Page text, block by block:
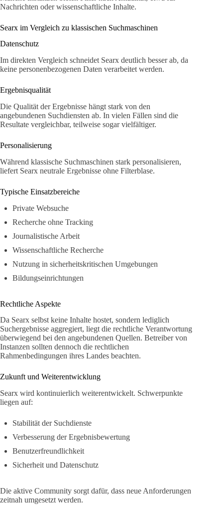
Nachrichten oder wissenschaftliche Inhalte.
Searx im Vergleich zu klassischen Suchmaschinen
Datenschutz
Im direkten Vergleich schneidet Searx deutlich besser ab, da
keine personenbezogenen Daten verarbeitet werden.
Ergebnisqualität
Die Qualität der Ergebnisse hängt stark von den
angebundenen Suchdiensten ab. In vielen Fällen sind die
Resultate vergleichbar, teilweise sogar vielfältiger.
Personalisierung
Während klassische Suchmaschinen stark personalisieren,
liefert Searx neutrale Ergebnisse ohne Filterblase.
Typische Einsatzbereiche
Private Websuche
Recherche ohne Tracking
Journalistische Arbeit
Wissenschaftliche Recherche
Nutzung in sicherheitskritischen Umgebungen
Bildungseinrichtungen
Rechtliche Aspekte
Da Searx selbst keine Inhalte hostet, sondern lediglich
Suchergebnisse aggregiert, liegt die rechtliche Verantwortung
überwiegend bei den angebundenen Quellen. Betreiber von
Instanzen sollten dennoch die rechtlichen
Rahmenbedingungen ihres Landes beachten.
Zukunft und Weiterentwicklung
Searx wird kontinuierlich weiterentwickelt. Schwerpunkte
liegen auf:
Stabilität der Suchdienste
Verbesserung der Ergebnisbewertung
Benutzerfreundlichkeit
Sicherheit und Datenschutz
Die aktive Community sorgt dafür, dass neue Anforderungen
zeitnah umgesetzt werden.